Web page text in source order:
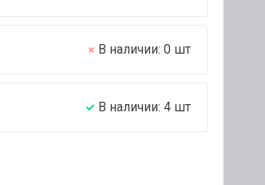
В наличии: 0 шт
В наличии: 4 шт